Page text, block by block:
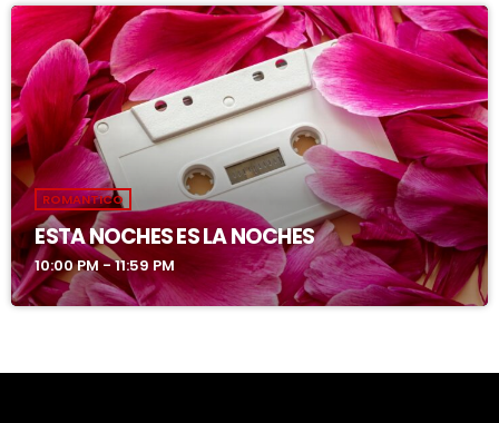
ROMANTICO
ESTA NOCHES ES LA NOCHES
10:00 PM - 11:59 PM